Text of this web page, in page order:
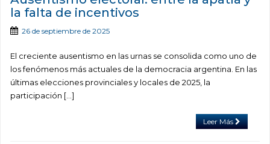
la falta de incentivos
26 de septiembre de 2025
El creciente ausentismo en las urnas se consolida como uno de
los fenómenos más actuales de la democracia argentina. En las
últimas elecciones provinciales y locales de 2025, la
participación […]
Leer Más